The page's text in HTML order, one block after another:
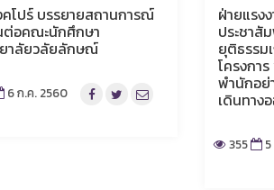
โปร์ บรรยายสถานการณ์
ต่อคณะนักศึกษา
าลัยวลัยลักษณ์
6 ก.ค. 2560
ฝ่ายแรง
ประชาสั
ยุติธรรม
โครงกา
พำนักอย่
เดินทาง
355 5